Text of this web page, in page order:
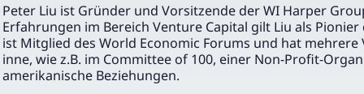
Peter Liu ist Gründer und Vorsitzende der WI Harper
Erfahrungen im Bereich Venture Capital gilt Liu als Pionier
ist Mitglied des World Economic Forums und hat
inne, wie z.B. im Committee of 100, einer Non-Profit-
amerikanische Beziehungen.